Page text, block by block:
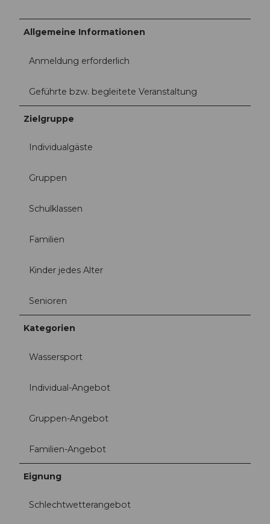
Allgemeine Informationen
Anmeldung erforderlich
Geführte bzw. begleitete Veranstaltung
Zielgruppe
Individualgäste
Gruppen
Schulklassen
Familien
Kinder jedes Alter
Senioren
Kategorien
Wassersport
Individual-Angebot
Gruppen-Angebot
Familien-Angebot
Eignung
Schlechtwetterangebot